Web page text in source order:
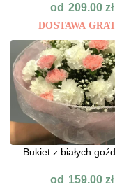
od 209.00 zł
DOSTAWA
Bukiet z białych
od 159.00 zł